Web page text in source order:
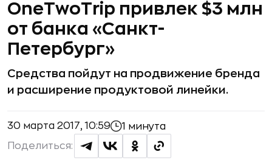
OneTwoTrip привлек $3 млн
от банка «Санкт-
Петербург»
Средства пойдут на продвижение бренда
и расширение продуктовой линейки.
30 марта 2017, 10:59 1 минута
Поделиться: